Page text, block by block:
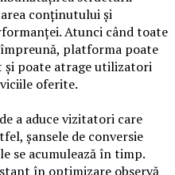
conținutului și
Atunci când toate
platforma poate
și poate atrage utilizatori
oferite.
a aduce vizitatori care
șansele de conversie
se acumulează în timp.
în optimizare observă